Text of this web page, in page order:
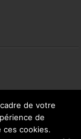
de votre
de
ces cookies.